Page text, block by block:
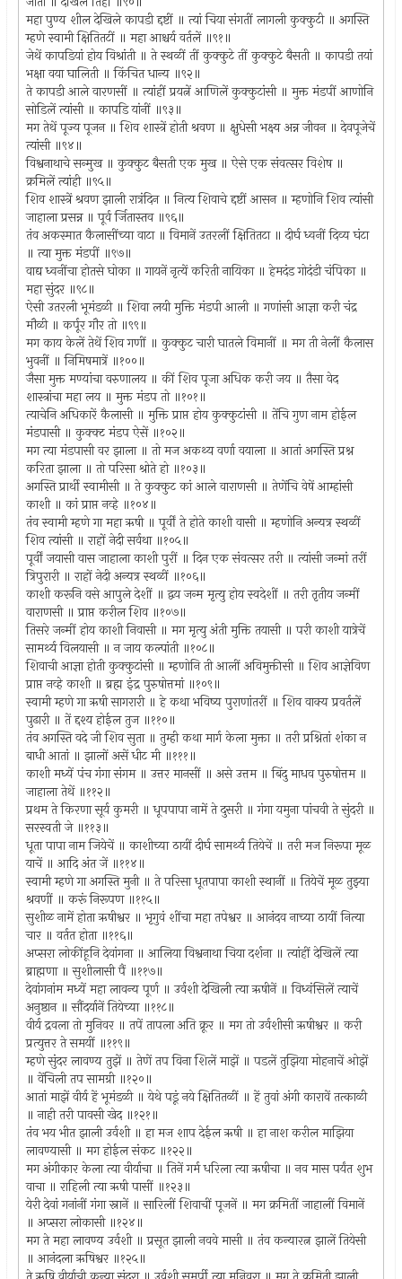
महा पुण्य शील देखिले कापडी द्दष्टीं ॥ त्यां चिया संगतीं लागली कुक्कुटी ॥ अगस्ति
म्हणे स्वामी क्षितितटीं ॥ महा आश्चर्य वर्तलें ॥९१॥
जेथें कापडियां होय विश्रांती ॥ ते स्थळीं तीं कुक्कुटे तीं कुक्कुटे बैसती ॥ कापडी तयां
भक्षा वया घालिती ॥ किंचित धान्य ॥९२॥
ते कापडी आले वारणसीं ॥ त्यांहीं प्रयत्नें आणिलें कुक्कुटांसी ॥ मुक्त मंडपीं आणोनि
सोडिलें त्यांसी ॥ कापडि यांनीं ॥९३॥
मग तेथें पूज्य पूजन ॥ शिव शास्त्रें होती श्रवण ॥ क्षुधेसी भक्ष्य अन्न जीवन ॥ देवपूजेचें
त्यांसी ॥९४॥
विश्वनाथाचे सन्मुख ॥ कुक्कुट बैसती एक मुख ॥ ऐसे एक संवत्सर विशेष ॥
क्रमिलें त्यांही ॥९५॥
शिव शास्त्रें श्रवण झाली रात्रंदिन ॥ नित्य शिवाचे द्दष्टीं आसन ॥ म्हणोनि शिव त्यांसी
जाहाला प्रसन्न ॥ पूर्व र्जितास्तव ॥९६॥
तंव अकस्मात कैलासींच्या वाटा ॥ विमानें उतरलीं क्षितितटा ॥ दीर्घ ध्वनीं दिव्य घंटा
॥ त्या मुक्त मंडपीं ॥९७॥
वाद्य ध्वनींचा होतसे घोका ॥ गायनें नृत्यें करिती नायिका ॥ हेमदंड गोदंडी चंपिका ॥
महा सुंदर ॥९८॥
ऐसी उतरली भूमंडळी ॥ शिवा लयी मुक्ति मंडपी आली ॥ गणांसी आज्ञा करी चंद्र
मौळी ॥ कर्पूर गौर तो ॥९९॥
मग काय केलें तेथें शिव गणीं ॥ कुक्कुट चारी घातले विमानीं ॥ मग ती नेलीं कैलास
भुवनीं ॥ निमिषमात्रें ॥१००॥
जैसा मुक्त मण्यांचा वरुणालय ॥ कीं शिव पूजा अधिक करी जय ॥ तैसा वेद
शास्त्रांचा महा लय ॥ मुक्त मंडप तो ॥१०१॥
त्याचेनि अधिकारें कैलासी ॥ मुक्ति प्राप्त होय कुक्कुटांसी ॥ तेंचि गुण नाम होईल
मंडपासी ॥ कुक्क्ट मंडप ऐसें ॥१०२॥
मग त्या मंडपासी वर झाला ॥ तो मज अकथ्य वर्णा वयाला ॥ आतां अगस्ति प्रश्न
करिता झाला ॥ तो परिसा श्रोते हो ॥१०३॥
अगस्ति प्रार्थी स्वामीसी ॥ ते कुक्कुट कां आले वाराणसी ॥ तेणेंचि वेषें आम्हांसी
काशी ॥ कां प्राप्त नव्हे ॥१०४॥
तंव स्वामी म्हणे गा महा ऋषी ॥ पूर्वीं ते होते काशी वासी ॥ म्हणोनि अन्यत्र स्थळीं
शिव त्यांसी ॥ राहों नेदी सर्वथा ॥१०५॥
पूर्वीं जयासी वास जाहाला काशी पुरीं ॥ दिन एक संवत्सर तरी ॥ त्यांसी जन्मां तरीं
त्रिपुरारी ॥ राहों नेदी अन्यत्र स्थळीं ॥१०६॥
काशी करूनि वसे आपुले देशीं ॥ द्वय जन्म मृत्यु होय स्वदेशीं ॥ तरी तृतीय जन्मीं
वाराणसी ॥ प्राप्त करील शिव ॥१०७॥
तिसरे जन्मीं होय काशी निवासी ॥ मग मृत्यु अंती मुक्ति तयासी ॥ परी काशी यात्रेचें
सामर्थ्य विलयासी ॥ न जाय कल्पांती ॥१०८॥
शिवाची आज्ञा होती कुक्कुटांसी ॥ म्हणोनि ती आलीं अविमुक्तीसी ॥ शिव आज्ञेविण
प्राप्त नव्हे काशी ॥ ब्रह्म इंद्र पुरुषोत्तमां ॥१०९॥
स्वामी म्हणे गा ऋषी सागरारी ॥ हे कथा भविष्य पुराणांतरीं ॥ शिव वाक्य प्रवर्तलें
पुढारी ॥ तें द्दश्य होईल तुज ॥११०॥
तंव अगस्ति वदे जी शिव सुता ॥ तुम्ही कथा मार्ग केला मुक्ता ॥ तरी प्रश्नितां शंका न
बाधी आतां ॥ झालों असें धीट मी ॥१११॥
काशी मध्यें पंच गंगा संगम ॥ उत्तर मानसीं ॥ असे उत्तम ॥ बिंदु माधव पुरुषोत्तम ॥
जाहाला तेथें ॥११२॥
प्रथम ते किरणा सूर्य कुमरी ॥ धूपपापा नामें ते दुसरी ॥ गंगा यमुना पांचवी ते सुंदरी ॥
सरस्वती जे ॥११३॥
धूता पापा नाम जियेचें ॥ काशीच्या ठायीं दीर्घ सामर्थ्य तियेचें ॥ तरी मज निरूपा मूळ
याचें ॥ आदि अंत जें ॥११४॥
स्वामी म्हणे गा अगस्ति मुनी ॥ ते परिसा धूतपापा काशी स्थानीं ॥ तियेचें मूळ तुझ्या
श्रवणीं ॥ करूं निरूपण ॥११५॥
सुशीळ नामें होता ऋषीश्वर ॥ भृगुवं शींचा महा तपेश्वर ॥ आनंदव नाच्या ठायीं नित्या
चार ॥ वर्तत होता ॥११६॥
अप्सरा लोकींहूनि देवांगना ॥ आलिया विश्वनाथा चिया दर्शना ॥ त्यांहीं देखिलें त्या
ब्राह्मणा ॥ सुशीलासी पैं ॥११७॥
देवांगनांम मध्यें महा लावन्य पूर्ण ॥ उर्वशी देखिली त्या ऋषीनें ॥ विध्वंसिलें त्याचें
अनुष्ठान ॥ सौंदर्यानें तियेच्या ॥११८॥
वीर्य द्रवला तो मुनिवर ॥ तपें तापला अति क्रूर ॥ मग तो उर्वशीसी ऋषीश्वर ॥ करी
प्रत्युत्तर ते समयीं ॥११९॥
म्हणे सुंदर लावण्य तुझें ॥ तेणें तप विना शिलें माझें ॥ पडलें तुझिया मोहनाचें ओझें
॥ वेंचिली तप सामग्री ॥१२०॥
आतां माझें वीर्य हें भूमंडळी ॥ येथे पडूं नये क्षितितळीं ॥ हें तुवां अंगी कारावें तत्काळी
॥ नाही तरी पावसी खेद ॥१२१॥
तंव भय भीत झाली उर्वशी ॥ हा मज शाप देईल ऋषी ॥ हा नाश करील माझिया
लावण्यासी ॥ मग होईल संकट ॥१२२॥
मग अंगीकार केला त्या वीर्याचा ॥ तिनें गर्म धरिला त्या ऋषीचा ॥ नव मास पर्यंत शुभ
वाचा ॥ राहिली त्या ऋषी पासीं ॥१२३॥
येरी देवां गनांनीं गंगा स्नानें ॥ सारिलीं शिवाचीं पूजनें ॥ मग क्रमितीं जाहालीं विमानें
॥ अप्सरा लोकासी ॥१२४॥
मग ते महा लावण्य उर्वशी ॥ प्रसूत झाली नववे मासी ॥ तंव कन्यारत्न झालें तियेसी
॥ आनंदला ऋषिश्वर ॥१२५॥